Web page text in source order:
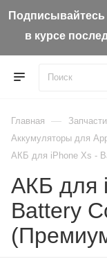
в курсе
Главная —
Aккумуляторы для
АКБ для iPhone Xs -
АКБ для
Battery